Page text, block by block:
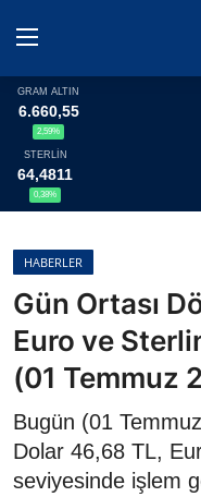
Haberler
Döviz
Altın Fiyatları
Döviz Kurları
Fonlar
Kripto Paralar
Çeviriciler
GRAM ALTIN
6.660,55
2,59%
STERLİN
64,4811
0,38%
HABERLER
Gün Ortası
Euro ve
(01 Temmuz
Bugün (01
Dolar 46,68 TL,
seviyesinde işlem